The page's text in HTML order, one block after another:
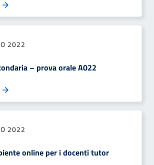
2022
– prova orale A022
2022
online per i docenti tutor